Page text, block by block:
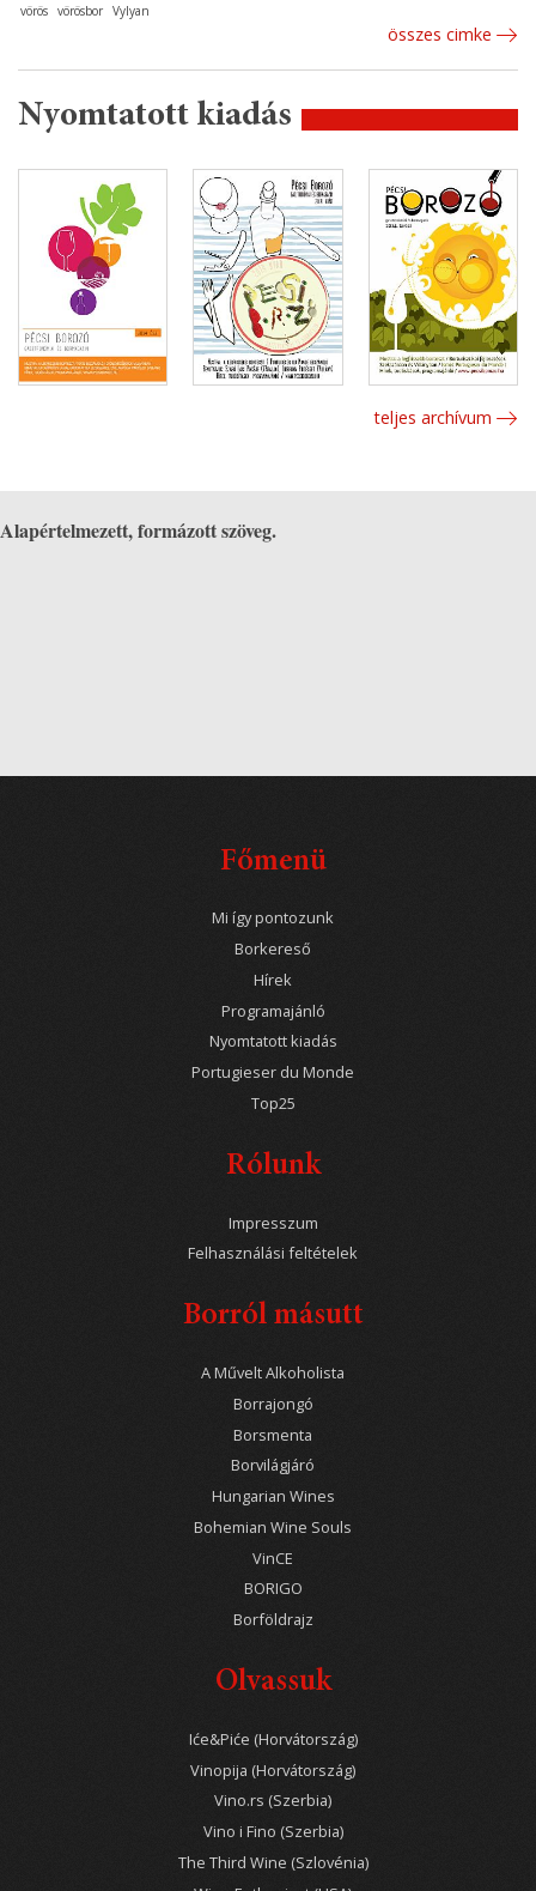
vörös vörösbor Vylyan
összes cimke
Nyomtatott kiadás
teljes archívum
Alapértelmezett, formázott szöveg.
Főmenü
Mi így pontozunk
Borkereső
Hírek
Programajánló
Nyomtatott kiadás
Portugieser du Monde
Top25
Rólunk
Impresszum
Felhasználási feltételek
Borról másutt
A Művelt Alkoholista
Borrajongó
Borsmenta
Borvilágjáró
Hungarian Wines
Bohemian Wine Souls
VinCE
BORIGO
Borföldrajz
Olvassuk
Iće&Piće (Horvátország)
Vinopija (Horvátország)
Vino.rs (Szerbia)
Vino i Fino (Szerbia)
The Third Wine (Szlovénia)